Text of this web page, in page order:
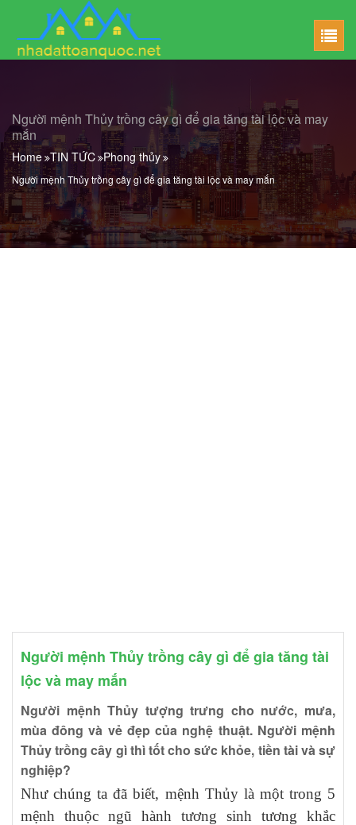
Người mệnh Thủy trồng cây gì để gia tăng tài lộc và may
mắn
Home TIN TỨC Phong thủy
Người mệnh Thủy trồng cây gì để gia tăng tài lộc và may mắn
Người mệnh Thủy trồng cây gì để gia tăng tài
lộc và may mắn
Người mệnh Thủy tượng trưng cho nước, mưa,
mùa đông và vẻ đẹp của nghệ thuật. Người mệnh
Thủy trồng cây gì thì tốt cho sức khỏe, tiền tài và sự
nghiệp?
Như chúng ta đã biết, mệnh Thủy là một trong 5
mệnh thuộc ngũ hành tương sinh tương khắc